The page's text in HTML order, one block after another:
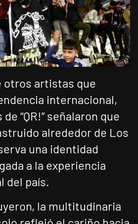
otros artistas que
internacional,
“QR!” señalaron que
alrededor de Los
una identidad
a la experiencia
del país.
la multitudinaria